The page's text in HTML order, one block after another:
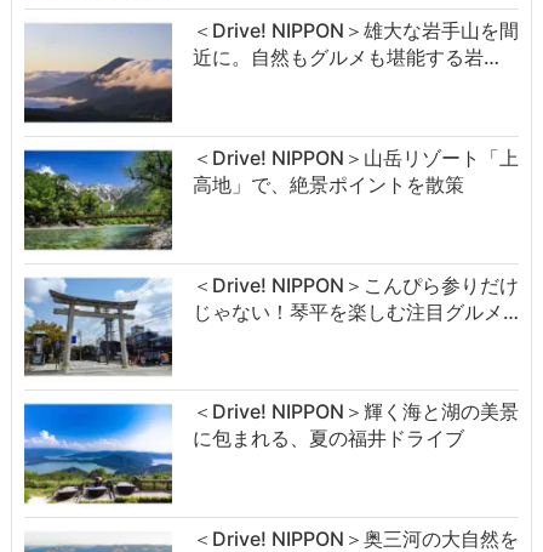
＜Drive! NIPPON＞雄大な岩手山を間
近に。自然もグルメも堪能する岩…
＜Drive! NIPPON＞山岳リゾート「上
高地」で、絶景ポイントを散策
＜Drive! NIPPON＞こんぴら参りだけ
じゃない！琴平を楽しむ注目グルメ…
＜Drive! NIPPON＞輝く海と湖の美景
に包まれる、夏の福井ドライブ
＜Drive! NIPPON＞奥三河の大自然を